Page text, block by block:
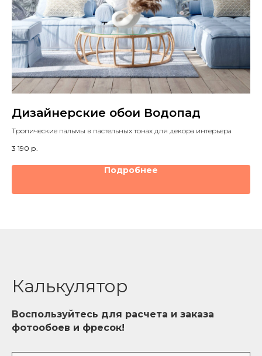
Дизайнерские обои Водопад
Тропические пальмы в пастельных тонах для декора интерьера
3 190 р.
Подробнее
Калькулятор
Воспользуйтесь для расчета и заказа
фотообоев и фресок!